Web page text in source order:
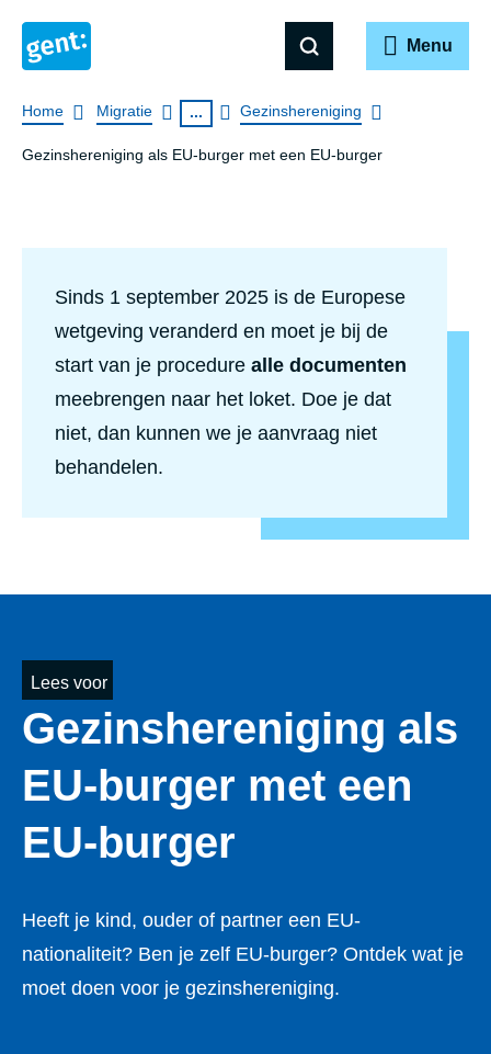
Menu
Breadcrumb
Home Migratie ... Gezinshereniging
Gezinshereniging als EU-burger met een EU-burger
Sinds 1 september 2025 is de Europese
wetgeving veranderd en moet je bij de
start van je procedure alle documenten
meebrengen naar het loket. Doe je dat
niet, dan kunnen we je aanvraag niet
behandelen.
Lees voor
Gezins­her­e­ni­ging als
EU-burger met een
EU-burger
Heeft je kind, ouder of partner een EU-
nationaliteit? Ben je zelf EU-burger? Ontdek wat je
moet doen voor je gezinshereniging.